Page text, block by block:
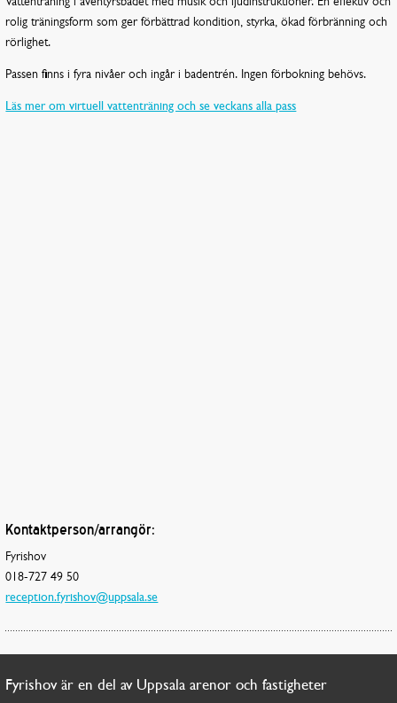
rolig träningsform som ger förbättrad kondition, styrka, ökad förbränning och
rörlighet.
Passen finns i fyra nivåer och ingår i badentrén. Ingen förbokning behövs.
Läs mer om virtuell vattenträning och se veckans alla pass
Kontaktperson/arrangör:
Fyrishov
018-727 49 50
reception.fyrishov@uppsala.se
Fyrishov är en del av Uppsala arenor och fastigheter